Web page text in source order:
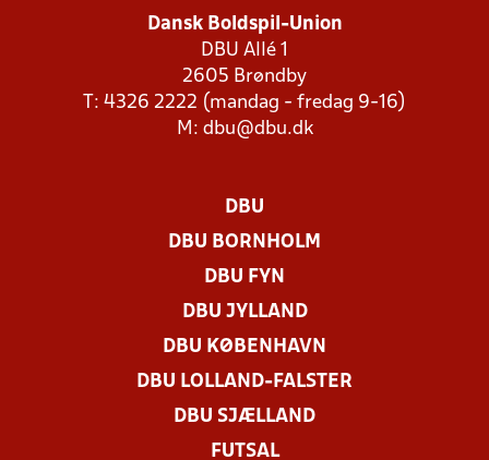
Dansk Boldspil-Union
DBU Allé 1
2605 Brøndby
T: 4326 2222 (mandag - fredag 9-16)
M: dbu@dbu.dk
DBU
DBU BORNHOLM
DBU FYN
DBU JYLLAND
DBU KØBENHAVN
DBU LOLLAND-FALSTER
DBU SJÆLLAND
FUTSAL